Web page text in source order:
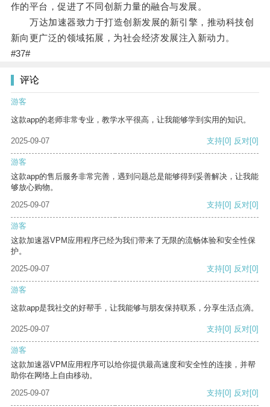
作的平台，促进了不同创新力量的融合与发展。
万达加速器致力于打造创新发展的新引擎，推动科技创
新向更广泛的领域拓展，为社会经济发展注入新动力。
#37#
评论
游客
这款app的老师非常专业，教学水平很高，让我能够学到实用的知识。
2025-09-07 支持[0] 反对[0]
游客
这款app的售后服务非常完善，遇到问题总是能够得到妥善解决，让我能
够放心购物。
2025-09-07
支持[0] 反对[0]
游客
这款加速器VPM应用程序已经为我们带来了无限的流畅体验和安全性保
护。
2025-09-07
支持[0] 反对[0]
游客
这款app是我社交的好帮手，让我能够与朋友保持联系，分享生活点滴。
2025-09-07 支持[0] 反对[0]
游客
这款加速器VPM应用程序可以给你提供最高速度和安全性的连接，并帮
助你在网络上自由移动。
2025-09-07
支持[0] 反对[0]